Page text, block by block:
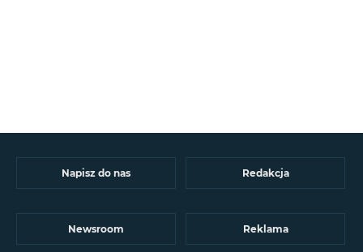
Napisz do nas Redakcja
Newsroom Reklama